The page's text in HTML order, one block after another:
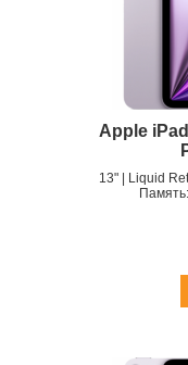
Apple
13" | Liquid